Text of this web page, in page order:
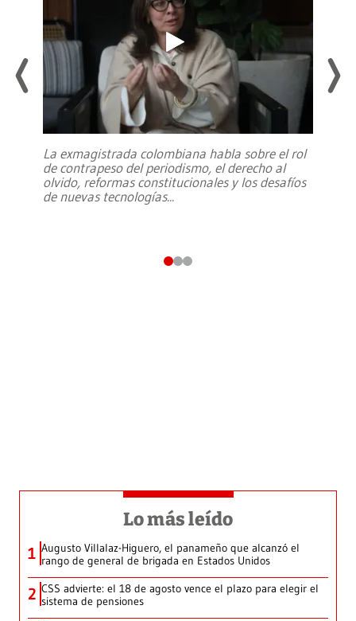
La exmagistrada colombiana habla sobre el rol
de contrapeso del periodismo, el derecho al
olvido, reformas constitucionales y los desafíos
de nuevas tecnologías...
Lo más leído
1 Augusto Villalaz-Higuero, el panameño que alcanzó el
rango de general de brigada en Estados Unidos
2 CSS advierte: el 18 de agosto vence el plazo para elegir el
sistema de pensiones